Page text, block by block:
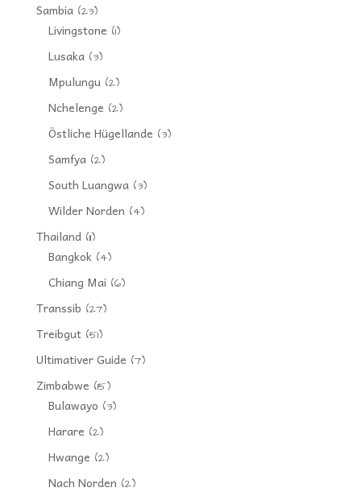
Sambia(23)
Livingstone (1)
Lusaka(3)
Mpulungu(2)
Nchelenge (2)
Östliche Hügellande (3)
Samfya(2)
South Luangwa(3)
Wilder Norden (4)
Thailand(11)
Bangkok(4)
Chiang Mai (6)
Transsib (27)
Treibgut(51)
Ultimativer Guide (7)
Zimbabwe (15)
Bulawayo (3)
Harare (2)
Hwange (2)
Nach Norden (2)